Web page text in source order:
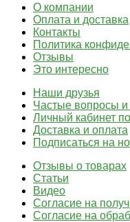
О компании
Оплата и доставка
Контакты
Политика
Отзывы
Это интересно
Наши друзья
Частые вопросы и
Личный кабинет
Доставка и оплата
Подписаться на
Отзывы о товарах
Статьи
Видео
Согласие на
Согласие на